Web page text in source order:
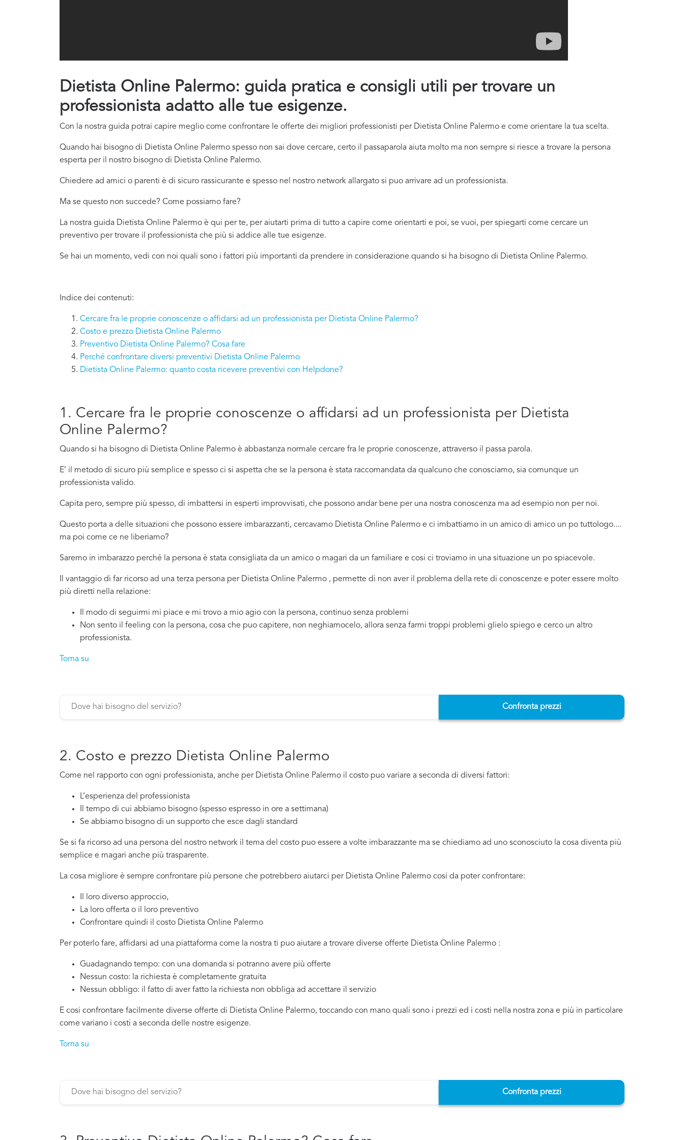
Dietista Online Palermo: guida pratica e consigli utili per trovare un
professionista adatto alle tue esigenze.
Con la nostra guida potrai capire meglio come confrontare le offerte dei migliori professionisti per Dietista Online Palermo e come orientare la tua scelta.
Quando hai bisogno di Dietista Online Palermo spesso non sai dove cercare, certo il passaparola aiuta molto ma non sempre si riesce a trovare la persona
esperta per il nostro bisogno di Dietista Online Palermo.
Chiedere ad amici o parenti è di sicuro rassicurante e spesso nel nostro network allargato si puo arrivare ad un professionista.
Ma se questo non succede? Come possiamo fare?
La nostra guida Dietista Online Palermo è qui per te, per aiutarti prima di tutto a capire come orientarti e poi, se vuoi, per spiegarti come cercare un
preventivo per trovare il professionista che più si addice alle tue esigenze.
Se hai un momento, vedi con noi quali sono i fattori più importanti da prendere in considerazione quando si ha bisogno di Dietista Online Palermo.
Indice dei contenuti:
Cercare fra le proprie conoscenze o affidarsi ad un professionista per Dietista Online Palermo?
Costo e prezzo Dietista Online Palermo
Preventivo Dietista Online Palermo? Cosa fare
Perché confrontare diversi preventivi Dietista Online Palermo
Dietista Online Palermo: quanto costa ricevere preventivi con Helpdone?
1. Cercare fra le proprie conoscenze o affidarsi ad un professionista per Dietista
Online Palermo?
Quando si ha bisogno di Dietista Online Palermo è abbastanza normale cercare fra le proprie conoscenze, attraverso il passa parola.
E’ il metodo di sicuro più semplice e spesso ci si aspetta che se la persona è stata raccomandata da qualcuno che conosciamo, sia comunque un
professionista valido.
Capita pero, sempre più spesso, di imbattersi in esperti improvvisati, che possono andar bene per una nostra conoscenza ma ad esempio non per noi.
Questo porta a delle situazioni che possono essere imbarazzanti, cercavamo Dietista Online Palermo e ci imbattiamo in un amico di amico un po tuttologo....
ma poi come ce ne liberiamo?
Saremo in imbarazzo perché la persona è stata consigliata da un amico o magari da un familiare e cosi ci troviamo in una situazione un po spiacevole.
Il vantaggio di far ricorso ad una terza persona per Dietista Online Palermo , permette di non aver il problema della rete di conoscenze e poter essere molto
più diretti nella relazione:
Il modo di seguirmi mi piace e mi trovo a mio agio con la persona, continuo senza problemi
Non sento il feeling con la persona, cosa che puo capitere, non neghiamocelo, allora senza farmi troppi problemi glielo spiego e cerco un altro
professionista.
Torna su
Confronta prezzi
2. Costo e prezzo Dietista Online Palermo
Come nel rapporto con ogni professionista, anche per Dietista Online Palermo il costo puo variare a seconda di diversi fattori:
L’esperienza del professionista
Il tempo di cui abbiamo bisogno (spesso espresso in ore a settimana)
Se abbiamo bisogno di un supporto che esce dagli standard
Se si fa ricorso ad una persona del nostro network il tema del costo puo essere a volte imbarazzante ma se chiediamo ad uno sconosciuto la cosa diventa più
semplice e magari anche più trasparente.
La cosa migliore è sempre confrontare più persone che potrebbero aiutarci per Dietista Online Palermo cosi da poter confrontare:
Il loro diverso approccio,
La loro offerta o il loro preventivo
Confrontare quindi il costo Dietista Online Palermo
Per poterlo fare, affidarsi ad una piattaforma come la nostra ti puo aiutare a trovare diverse offerte Dietista Online Palermo :
Guadagnando tempo: con una domanda si potranno avere più offerte
Nessun costo: la richiesta è completamente gratuita
Nessun obbligo: il fatto di aver fatto la richiesta non obbliga ad accettare il servizio
E cosi confrontare facilmente diverse offerte di Dietista Online Palermo, toccando con mano quali sono i prezzi ed i costi nella nostra zona e più in particolare
come variano i costi a seconda delle nostre esigenze.
Torna su
Confronta prezzi